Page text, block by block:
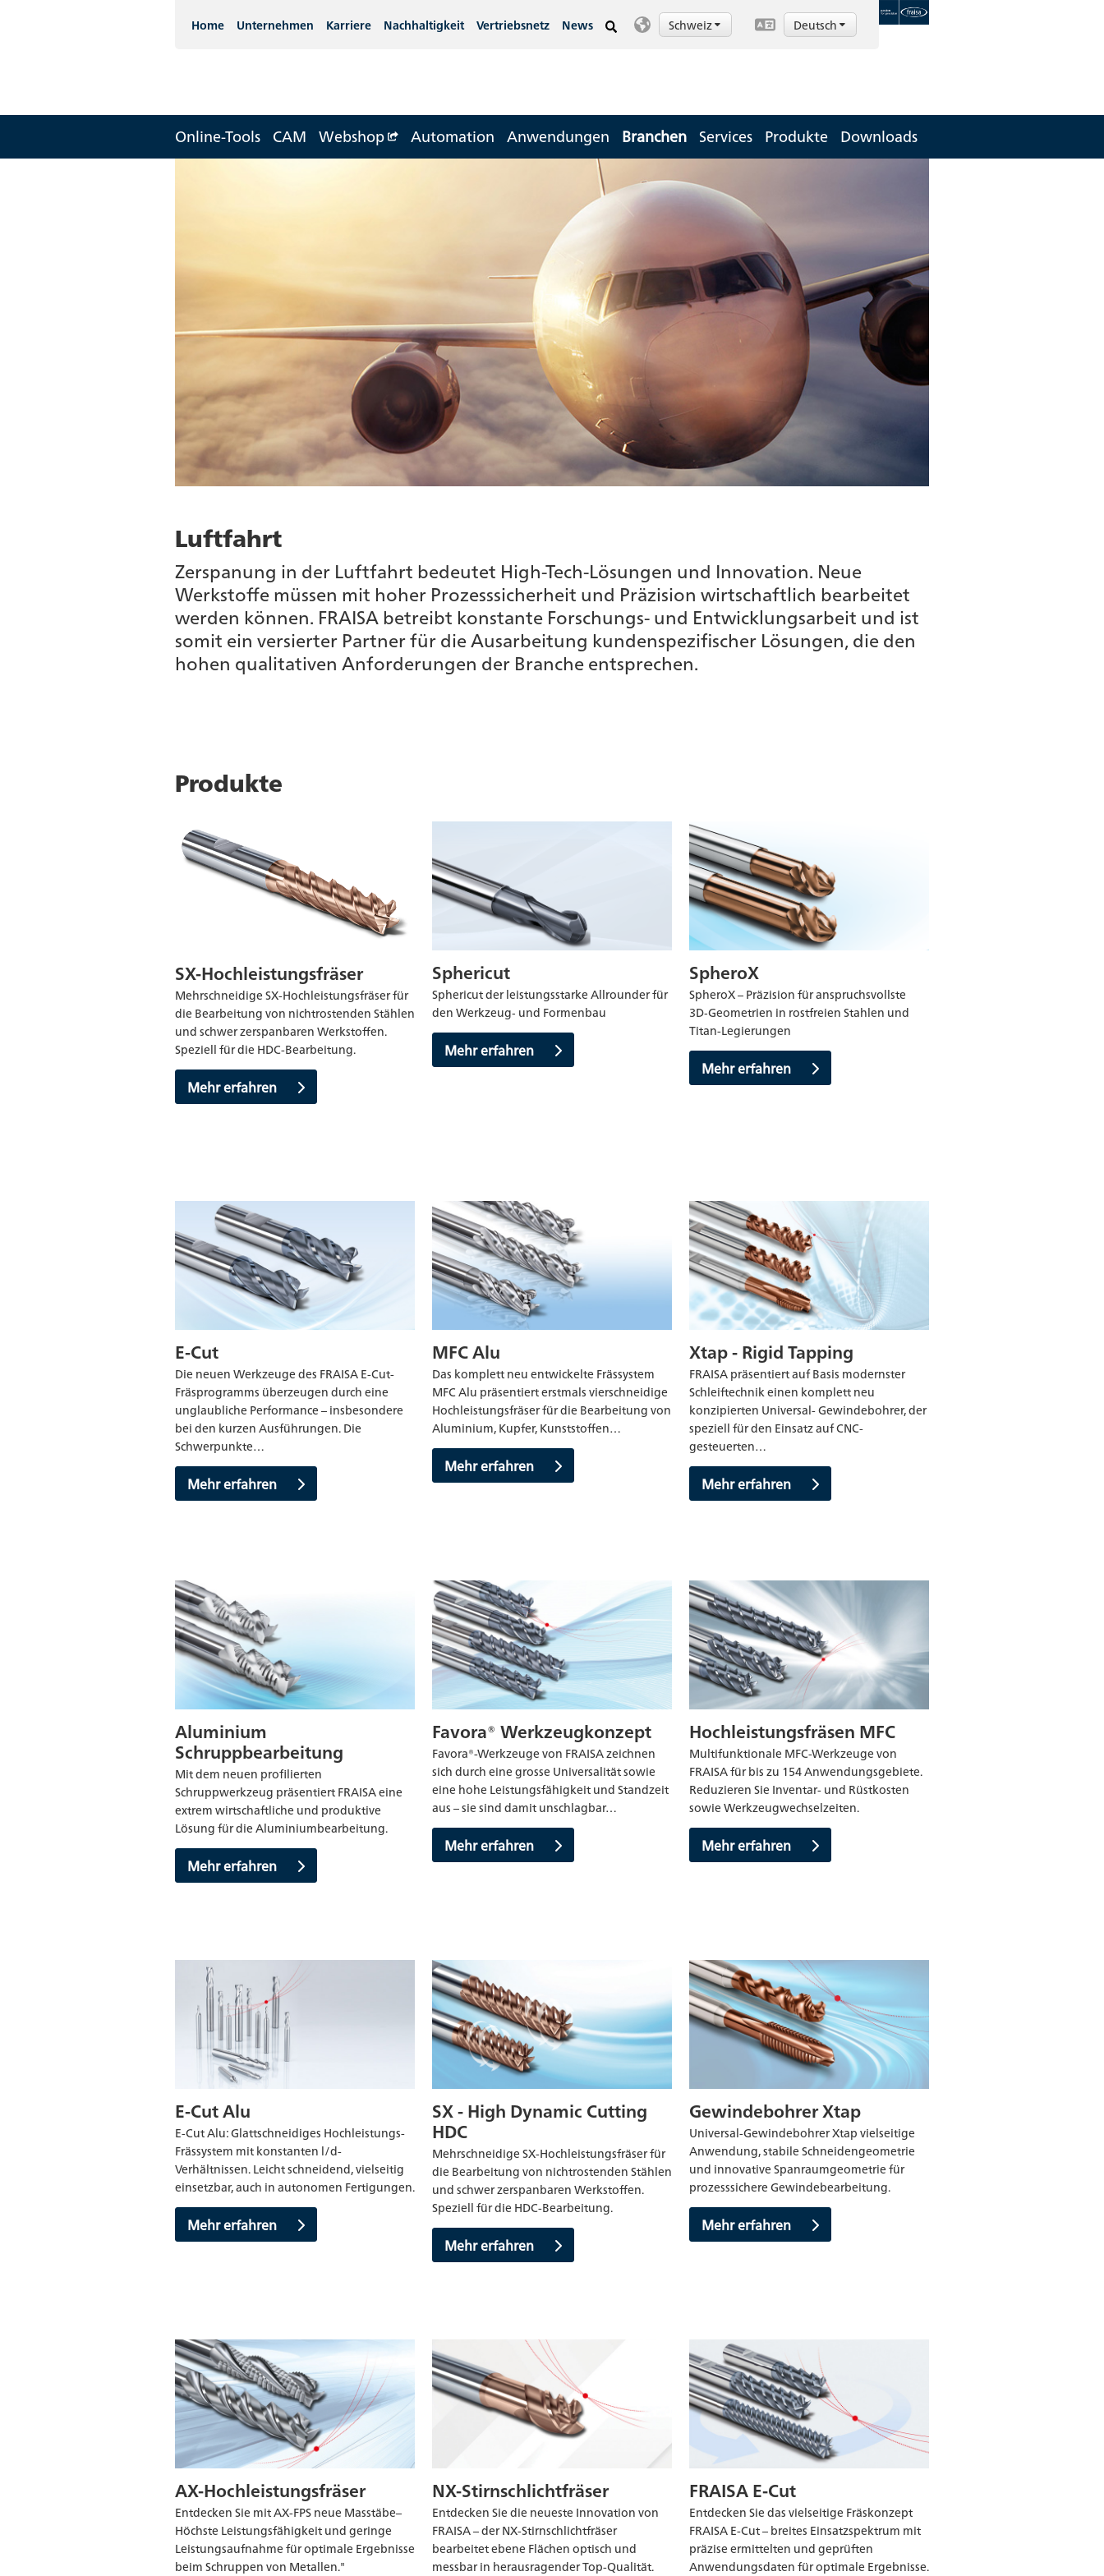
Home Unternehmen Karriere Nachhaltigkeit Vertriebsnetz News Schweiz Deutsch
Online-Tools CAM Webshop Automation Anwendungen Branchen Services Produkte Downloads
Luftfahrt
Zerspanung in der Luftfahrt bedeutet High-Tech-Lösungen und Innovation. Neue
Werkstoffe müssen mit hoher Prozesssicherheit und Präzision wirtschaftlich bearbeitet
werden können. FRAISA betreibt konstante Forschungs- und Entwicklungsarbeit und ist
somit ein versierter Partner für die Ausarbeitung kundenspezifischer Lösungen, die den
hohen qualitativen Anforderungen der Branche entsprechen.
Produkte
SX-Hochleistungsfräser
Mehrschneidige SX-Hochleistungsfräser für
die Bearbeitung von nichtrostenden Stählen
und schwer zerspanbaren Werkstoffen.
Speziell für die HDC-Bearbeitung.
Mehr erfahren
Sphericut
Sphericut der leistungsstarke Allrounder für
den Werkzeug‑ und Formenbau
Mehr erfahren
SpheroX
SpheroX – Präzision für anspruchsvollste
3D‑Geometrien in rostfreien Stahlen und
Titan-Legierungen
Mehr erfahren
E-Cut
Die neuen Werkzeuge des FRAISA E-Cut-
Fräsprogramms überzeugen durch eine
unglaubliche Performance – insbesondere
bei den kurzen Ausführungen. Die
Schwerpunkte…
Mehr erfahren
MFC Alu
Das komplett neu entwickelte Frässystem
MFC Alu präsentiert erstmals vierschneidige
Hochleistungsfräser für die Bearbeitung von
Aluminium, Kupfer, Kunststoffen…
Mehr erfahren
Xtap - Rigid Tapping
FRAISA präsentiert auf Basis modernster
Schleiftechnik einen komplett neu
konzipierten Universal- Gewindebohrer, der
speziell für den Einsatz auf CNC-
gesteuerten…
Mehr erfahren
Aluminium
Schruppbearbeitung
Mit dem neuen profilierten
Schruppwerkzeug präsentiert FRAISA eine
extrem wirtschaftliche und produktive
Lösung für die Aluminiumbearbeitung.
Mehr erfahren
Favora® Werkzeugkonzept
Favora®-Werkzeuge von FRAISA zeichnen
sich durch eine grosse Universalität sowie
eine hohe Leistungsfähigkeit und Standzeit
aus – sie sind damit unschlagbar…
Mehr erfahren
Hochleistungsfräsen MFC
Multifunktionale MFC-Werkzeuge von
FRAISA für bis zu 154 Anwendungsgebiete.
Reduzieren Sie Inventar- und Rüstkosten
sowie Werkzeugwechselzeiten.
Mehr erfahren
E-Cut Alu
E-Cut Alu: Glattschneidiges Hochleistungs-
Frässystem mit konstanten l/d-
Verhältnissen. Leicht schneidend, vielseitig
einsetzbar, auch in autonomen Fertigungen.
Mehr erfahren
SX - High Dynamic Cutting
HDC
Mehrschneidige SX-Hochleistungsfräser für
die Bearbeitung von nichtrostenden Stählen
und schwer zerspanbaren Werkstoffen.
Speziell für die HDC-Bearbeitung.
Mehr erfahren
Gewindebohrer Xtap
Universal-Gewindebohrer Xtap vielseitige
Anwendung, stabile Schneidengeometrie
und innovative Spanraumgeometrie für
prozesssichere Gewindebearbeitung.
Mehr erfahren
AX-Hochleistungsfräser
Entdecken Sie mit AX-FPS neue Masstäbe–
Höchste Leistungsfähigkeit und geringe
Leistungsaufnahme für optimale Ergebnisse
beim Schruppen von Metallen."
NX-Stirnschlichtfräser
Entdecken Sie die neueste Innovation von
FRAISA – der NX-Stirnschlichtfräser
bearbeitet ebene Flächen optisch und
messbar in herausragender Top-Qualität.
FRAISA E-Cut
Entdecken Sie das vielseitige Fräskonzept
FRAISA E-Cut – breites Einsatzspektrum mit
präzise ermittelten und geprüften
Anwendungsdaten für optimale Ergebnisse.